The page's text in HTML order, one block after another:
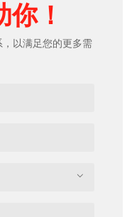
！
以满足您的更多需